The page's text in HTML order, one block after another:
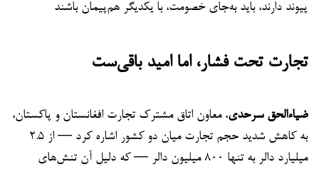
پیوند دارند، باید به‌جای خصومت، با یکدیگر هم‌پیمان باشند
تجارت تحت فشار، اما امید باقی‌ست
ضیاءالحق سرحدی، معاون اتاق مشترک تجارت افغانستان و پاکستان،
به کاهش شدید حجم تجارت میان دو کشور اشاره کرد — از ۲.۵
میلیارد دالر به تنها ۸۰۰ میلیون دالر — که دلیل آن تنش‌های